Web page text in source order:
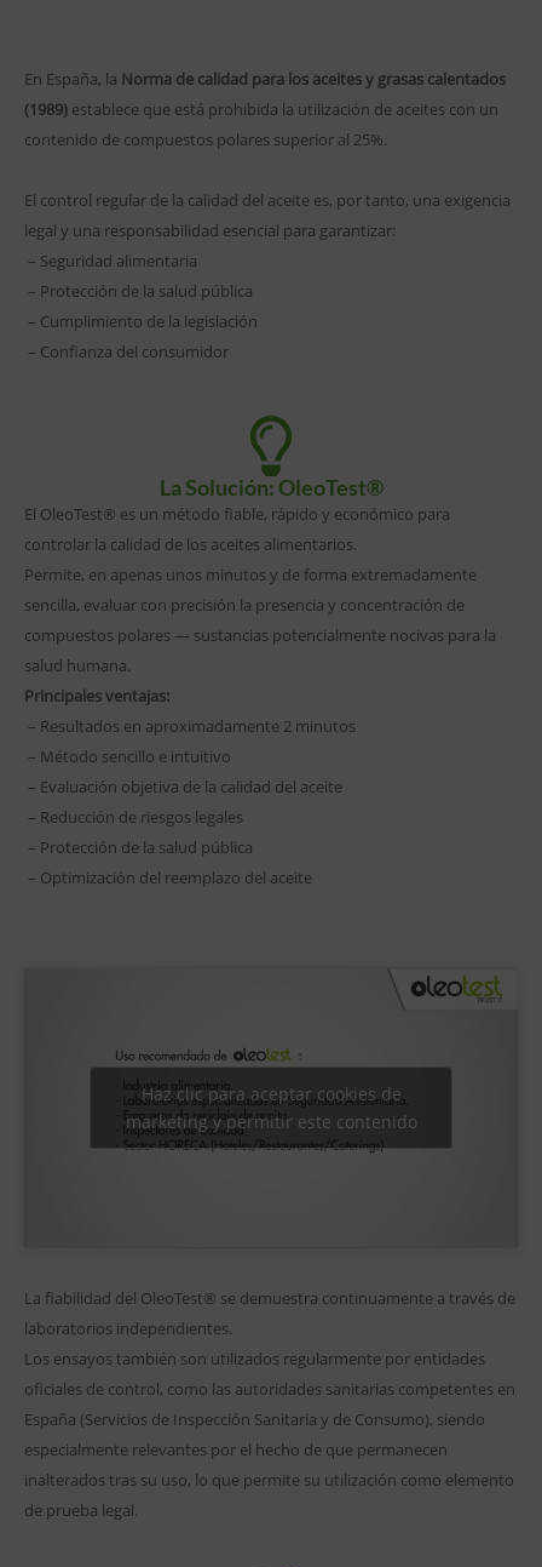
En España, la Norma de calidad para los aceites y grasas calentados
(1989) establece que está prohibida la utilización de aceites con un
contenido de compuestos polares superior al 25%.
El control regular de la calidad del aceite es, por tanto, una exigencia
legal y una responsabilidad esencial para garantizar:
– Seguridad alimentaria
– Protección de la salud pública
– Cumplimiento de la legislación
– Confianza del consumidor
La Solución: OleoTest®
El OleoTest® es un método fiable, rápido y económico para
controlar la calidad de los aceites alimentarios.
Permite, en apenas unos minutos y de forma extremadamente
sencilla, evaluar con precisión la presencia y concentración de
compuestos polares — sustancias potencialmente nocivas para la
salud humana.
Principales ventajas:
– Resultados en aproximadamente 2 minutos
– Método sencillo e intuitivo
– Evaluación objetiva de la calidad del aceite
– Reducción de riesgos legales
– Protección de la salud pública
– Optimización del reemplazo del aceite
Haz clic para aceptar cookies de
marketing y permitir este contenido
La fiabilidad del OleoTest® se demuestra continuamente a través de
laboratorios independientes.
Los ensayos también son utilizados regularmente por entidades
oficiales de control, como las autoridades sanitarias competentes en
España (Servicios de Inspección Sanitaria y de Consumo), siendo
especialmente relevantes por el hecho de que permanecen
inalterados tras su uso, lo que permite su utilización como elemento
de prueba legal.